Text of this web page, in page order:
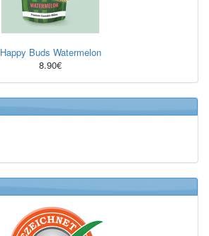
Happy Buds Watermelon
8.90€